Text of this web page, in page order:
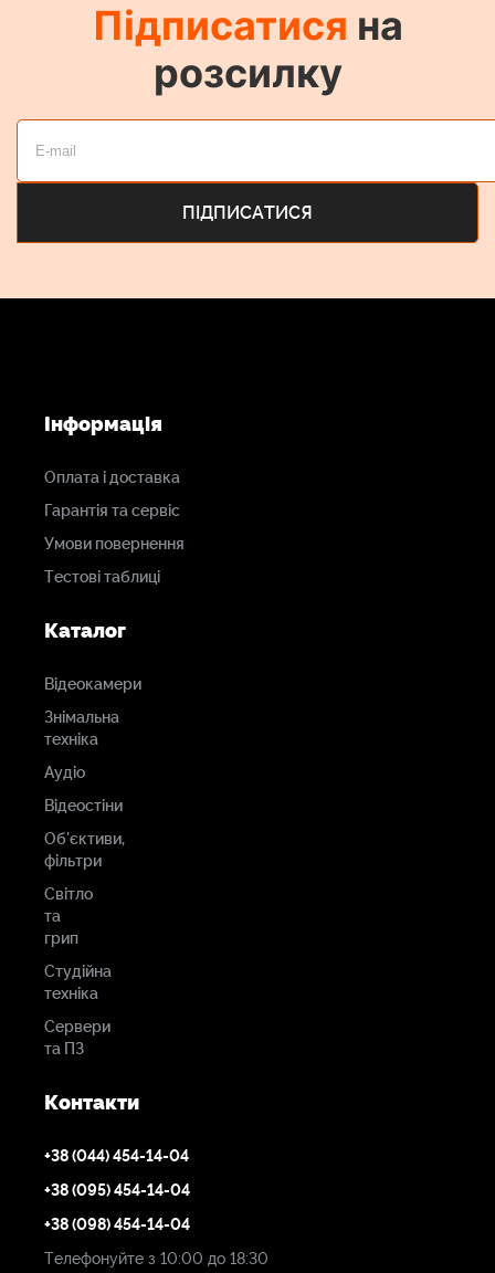
Підписатися на
розсилку
Інформація
Оплата і доставка
Гарантія та сервіс
Умови повернення
Тестові таблиці
Каталог
Відеокамери
Знімальна
техніка
Аудіо
Відеостіни
Об'єктиви,
фільтри
Світло
та
грип
Студійна
техніка
Сервери
та ПЗ
Контакти
+38 (044) 454-14-04
+38 (095) 454-14-04
+38 (098) 454-14-04
Телефонуйте з 10:00 до 18:30